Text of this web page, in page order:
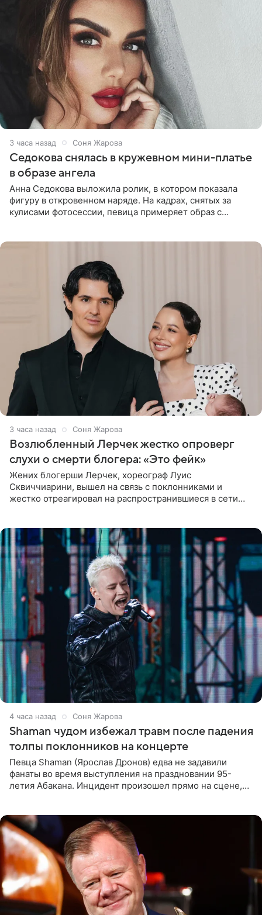
3 часа назад Соня Жарова
Седокова снялась в кружевном мини-платье
в образе ангела
Анна Седокова выложила ролик, в котором показала
фигуру в откровенном наряде. На кадрах, снятых за
кулисами фотосессии, певица примеряет образ с
3 часа назад Соня Жарова
Возлюбленный Лерчек жестко опроверг
слухи о смерти блогера: «Это фейк»
Жених блогерши Лерчек, хореограф Луис
Сквиччиарини, вышел на связь с поклонниками и
жестко отреагировал на распространившиеся в сети
4 часа назад Соня Жарова
Shaman чудом избежал травм после падения
толпы поклонников на концерте
Певца Shaman (Ярослав Дронов) едва не задавили
фанаты во время выступления на праздновании 95-
летия Абакана. Инцидент произошел прямо на сцене,